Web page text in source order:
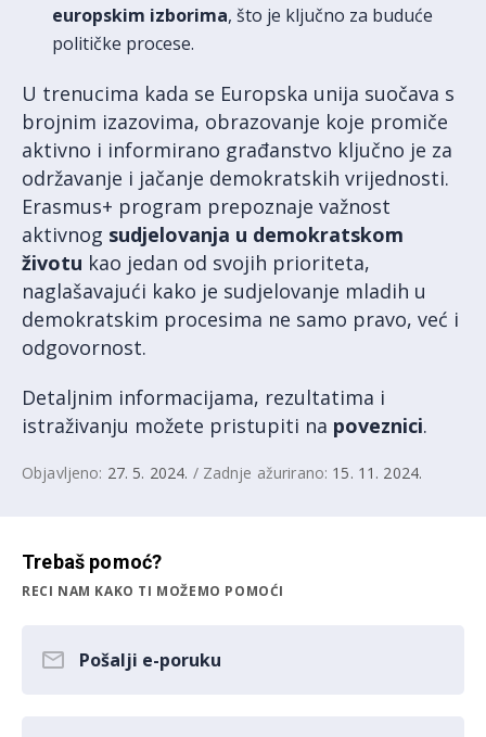
europskim izborima, što je ključno za buduće
političke procese.
U trenucima kada se Europska unija suočava s
brojnim izazovima, obrazovanje koje promiče
aktivno i informirano građanstvo ključno je za
održavanje i jačanje demokratskih vrijednosti.
Erasmus+ program prepoznaje važnost
aktivnog sudjelovanja u demokratskom
životu kao jedan od svojih prioriteta,
naglašavajući kako je sudjelovanje mladih u
demokratskim procesima ne samo pravo, već i
odgovornost.
Detaljnim informacijama, rezultatima i
istraživanju možete pristupiti na poveznici.
Objavljeno: 27. 5. 2024. / Zadnje ažurirano: 15. 11. 2024.
Trebaš pomoć?
RECI NAM KAKO TI MOŽEMO POMOĆI
Pošalji e-poruku